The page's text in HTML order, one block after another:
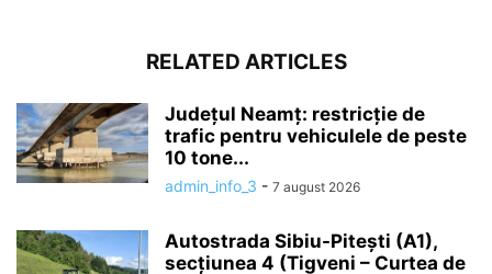
RELATED ARTICLES
Județul Neamț: restricție de
trafic pentru vehiculele de peste
10 tone...
admin_info_3 - 7 august 2026
Autostrada Sibiu-Pitești (A1),
secțiunea 4 (Tigveni – Curtea de